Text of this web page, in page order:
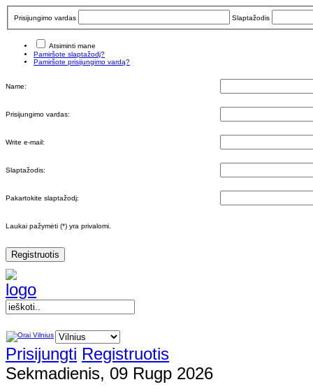
Prisijungimo vardas Slaptažodis
Atsiminti mane
Pamiršote slaptažodį?
Pamiršote prisijungimo vardą?
Name:
Prisijungimo vardas:
Write e-mail:
Slaptažodis:
Pakartokite slaptažodį:
Laukai pažymėti (*) yra privalomi.
Registruotis
Prisijungti Registruotis
Sekmadienis, 09 Rugp 2026